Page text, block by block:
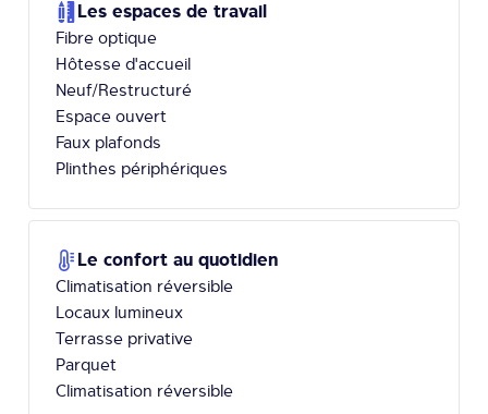
Les espaces de travail
Fibre optique
Hôtesse d'accueil
Neuf/Restructuré
Espace ouvert
Faux plafonds
Plinthes périphériques
Le confort au quotidien
Climatisation réversible
Locaux lumineux
Terrasse privative
Parquet
Climatisation réversible